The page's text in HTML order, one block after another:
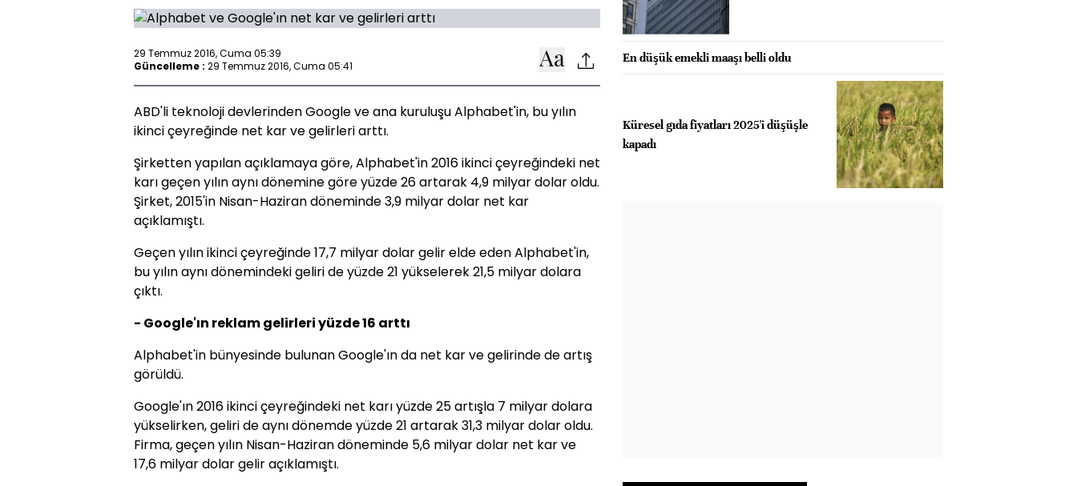
29 Temmuz 2016, Cuma 05:39
Güncelleme : 29 Temmuz 2016, Cuma 05:41
ABD'li teknoloji devlerinden Google ve ana kuruluşu Alphabet'in, bu yılın
ikinci çeyreğinde net kar ve gelirleri arttı.
Şirketten yapılan açıklamaya göre, Alphabet'in 2016 ikinci çeyreğindeki net
karı geçen yılın aynı dönemine göre yüzde 26 artarak 4,9 milyar dolar oldu.
Şirket, 2015'in Nisan-Haziran döneminde 3,9 milyar dolar net kar
açıklamıştı.
Geçen yılın ikinci çeyreğinde 17,7 milyar dolar gelir elde eden Alphabet'in,
bu yılın aynı dönemindeki geliri de yüzde 21 yükselerek 21,5 milyar dolara
çıktı.
- Google'ın reklam gelirleri yüzde 16 arttı
Alphabet'in bünyesinde bulunan Google'ın da net kar ve gelirinde de artış
görüldü.
Google'ın 2016 ikinci çeyreğindeki net karı yüzde 25 artışla 7 milyar dolara
yükselirken, geliri de aynı dönemde yüzde 21 artarak 31,3 milyar dolar oldu.
Firma, geçen yılın Nisan-Haziran döneminde 5,6 milyar dolar net kar ve
17,6 milyar dolar gelir açıklamıştı.
En düşük emekli maaşı belli oldu
Küresel gıda fiyatları 2025'i düşüşle
kapadı